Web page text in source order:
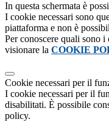
In questa schermata è
I cookie necessari sono
piattaforma e non è
Per conoscere quali sono
visionare la COOKIE
Cookie necessari per il
I cookie necessari per il
disabilitati. È possibile
policy.